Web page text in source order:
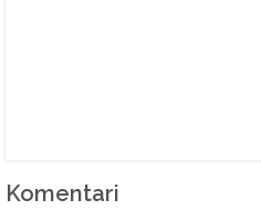
Komentari